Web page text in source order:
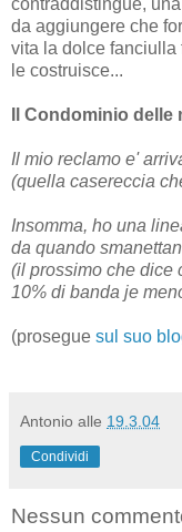
da aggiungere che
vita la dolce fanciulla
le costruisce...
Il Condominio delle
Il mio reclamo e'
(quella casereccia
Insomma, ho una
da quando
(il prossimo che dice
10% di banda je
(prosegue sul suo
Antonio alle 19.3.04
Condividi
Nessun